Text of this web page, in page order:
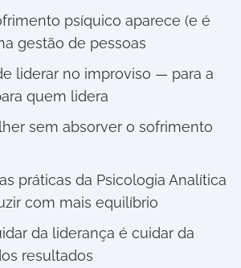
psíquico aparece (e é
gestão de pessoas
liderar no improviso — para a
quem lidera
sem absorver o sofrimento
práticas da Psicologia Analítica
com mais equilíbrio
da liderança é cuidar da
resultados